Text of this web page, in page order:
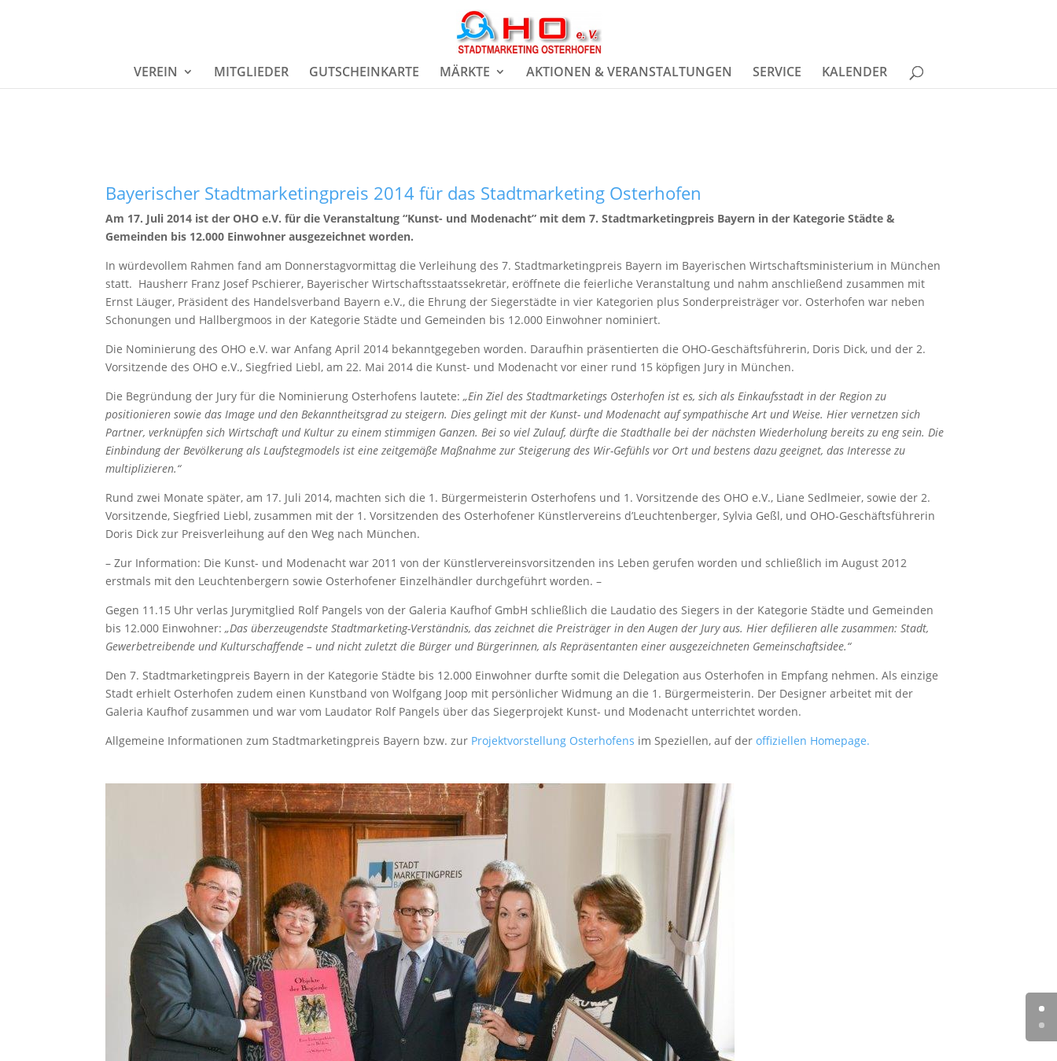
VEREIN MITGLIEDER GUTSCHEINKARTE MÄRKTE AKTIONEN & VERANSTALTUNGEN SERVICE KALENDER
Bayerischer Stadtmarketingpreis 2014 für das Stadtmarketing Osterhofen
Am 17. Juli 2014 ist der OHO e.V. für die Veranstaltung “Kunst- und Modenacht” mit dem 7. Stadtmarketingpreis Bayern in der Kategorie Städte &
Gemeinden bis 12.000 Einwohner ausgezeichnet worden.
In würdevollem Rahmen fand am Donnerstagvormittag die Verleihung des 7. Stadtmarketingpreis Bayern im Bayerischen Wirtschaftsministerium in München
statt. Hausherr Franz Josef Pschierer, Bayerischer Wirtschaftsstaatssekretär, eröffnete die feierliche Veranstaltung und nahm anschließend zusammen mit
Ernst Läuger, Präsident des Handelsverband Bayern e.V., die Ehrung der Siegerstädte in vier Kategorien plus Sonderpreisträger vor. Osterhofen war neben
Schonungen und Hallbergmoos in der Kategorie Städte und Gemeinden bis 12.000 Einwohner nominiert.
Die Nominierung des OHO e.V. war Anfang April 2014 bekanntgegeben worden. Daraufhin präsentierten die OHO-Geschäftsführerin, Doris Dick, und der 2.
Vorsitzende des OHO e.V., Siegfried Liebl, am 22. Mai 2014 die Kunst- und Modenacht vor einer rund 15 köpfigen Jury in München.
Die Begründung der Jury für die Nominierung Osterhofens lautete:„Ein Ziel des Stadtmarketings Osterhofen ist es, sich als Einkaufsstadt in der Region zu
positionieren sowie das Image und den Bekanntheitsgrad zu steigern. Dies gelingt mit der Kunst- und Modenacht auf sympathische Art und Weise. Hier vernetzen sich
Partner, verknüpfen sich Wirtschaft und Kultur zu einem stimmigen Ganzen. Bei so viel Zulauf, dürfte die Stadthalle bei der nächsten Wiederholung bereits zu eng sein. Die
Einbindung der Bevölkerung als Laufstegmodels ist eine zeitgemäße Maßnahme zur Steigerung des Wir-Gefühls vor Ort und bestens dazu geeignet, das Interesse zu
multiplizieren.“
Rund zwei Monate später, am 17. Juli 2014, machten sich die 1. Bürgermeisterin Osterhofens und 1. Vorsitzende des OHO e.V., Liane Sedlmeier, sowie der 2.
Vorsitzende, Siegfried Liebl, zusammen mit der 1. Vorsitzenden des Osterhofener Künstlervereins d’Leuchtenberger, Sylvia Geßl, und OHO-Geschäftsführerin
Doris Dick zur Preisverleihung auf den Weg nach München.
– Zur Information: Die Kunst- und Modenacht war 2011 von der Künstlervereinsvorsitzenden ins Leben gerufen worden und schließlich im August 2012
erstmals mit den Leuchtenbergern sowie Osterhofener Einzelhändler durchgeführt worden. –
Gegen 11.15 Uhr verlas Jurymitglied Rolf Pangels von der Galeria Kaufhof GmbH schließlich die Laudatio des Siegers in der Kategorie Städte und Gemeinden
bis 12.000 Einwohner:„Das überzeugendste Stadtmarketing-Verständnis, das zeichnet die Preisträger in den Augen der Jury aus. Hier defilieren alle zusammen: Stadt,
Gewerbetreibende und Kulturschaffende – und nicht zuletzt die Bürger und Bürgerinnen, als Repräsentanten einer ausgezeichneten Gemeinschaftsidee.“
Den 7. Stadtmarketingpreis Bayern in der Kategorie Städte bis 12.000 Einwohner durfte somit die Delegation aus Osterhofen in Empfang nehmen. Als einzige
Stadt erhielt Osterhofen zudem einen Kunstband von Wolfgang Joop mit persönlicher Widmung an die 1. Bürgermeisterin. Der Designer arbeitet mit der
Galeria Kaufhof zusammen und war vom Laudator Rolf Pangels über das Siegerprojekt Kunst- und Modenacht unterrichtet worden.
Allgemeine Informationen zum Stadtmarketingpreis Bayern bzw. zur Projektvorstellung Osterhofens im Speziellen, auf deroffiziellen Homepage.